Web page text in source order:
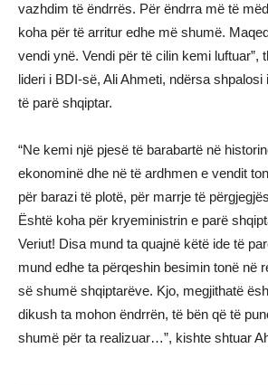
vazhdim të ëndrrës. Për ëndrra më të
koha për të arritur edhe më shumë.
vendi ynë. Vendi për të cilin kemi luftuar”,
lideri i BDI-së, Ali Ahmeti, ndërsa
të parë shqiptar.
“Ne kemi një pjesë të barabartë në
ekonominë dhe në të ardhmen e vendit
për barazi të plotë, për marrje të
Është koha për kryeministrin e parë
Veriut! Disa mund ta quajnë këtë ide të
mund edhe ta përqeshin besimin tonë në
së shumë shqiptarëve. Kjo, megjithatë
dikush ta mohon ëndrrën, të bën që të
shumë për ta realizuar…”, kishte shtuar